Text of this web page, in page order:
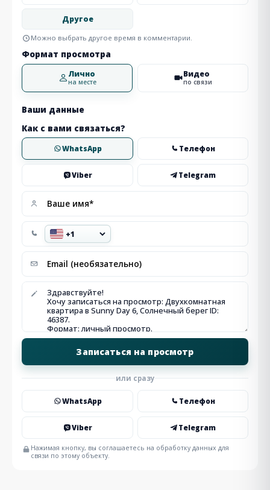
Другое
Можно выбрать другое время в комментарии.
Формат просмотра
Лично
на месте
Видео
по связи
Ваши данные
Как с вами связаться?
WhatsApp Телефон
Viber Telegram
или сразу
WhatsApp Телефон
Viber Telegram
Нажимая кнопку, вы соглашаетесь на обработку данных для
связи по этому объекту.